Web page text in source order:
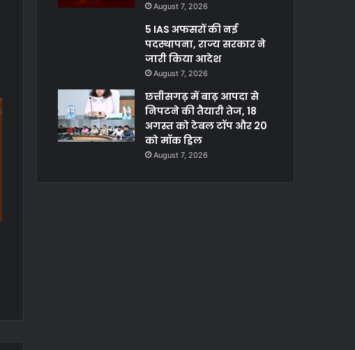
August 7, 2026
5 IAS अफसरों की नई
पदस्थापना, राज्य सरकार ने
जारी किया आदेश
August 7, 2026
छत्तीसगढ़ में बाढ़ आपदा से
निपटने की तैयारी तेज, 18
अगस्त को टेबल टॉप और 20
को मॉक ड्रिल
August 7, 2026